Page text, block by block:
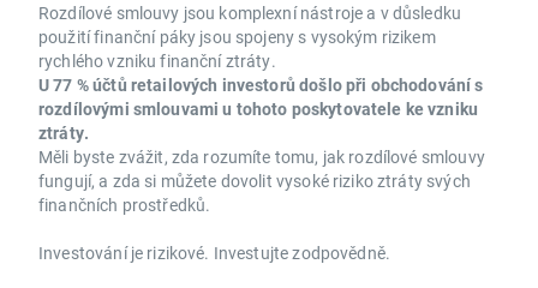
Rozdílové smlouvy jsou komplexní nástroje a v důsledku
použití finanční páky jsou spojeny s vysokým rizikem
rychlého vzniku finanční ztráty.
U 77 % účtů retailových investorů došlo při obchodování s
rozdílovými smlouvami u tohoto poskytovatele ke vzniku
ztráty.
Měli byste zvážit, zda rozumíte tomu, jak rozdílové smlouvy
fungují, a zda si můžete dovolit vysoké riziko ztráty svých
finančních prostředků.
Investování je rizikové. Investujte zodpovědně.